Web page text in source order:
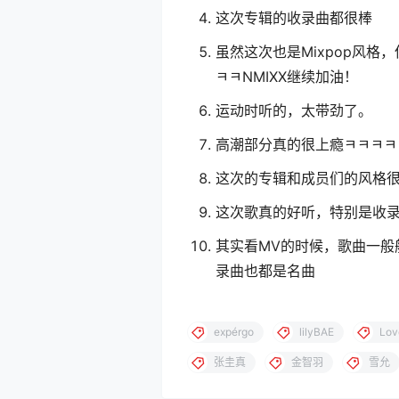
这次专辑的收录曲都很棒
虽然这次也是Mixpop风格，
ㅋㅋNMIXX继续加油！
运动时听的，太带劲了。
高潮部分真的很上瘾ㅋㅋㅋ
这次的专辑和成员们的风格
这次歌真的好听，特别是收
其实看MV的时候，歌曲一
录曲也都是名曲
expérgo lilyBAE
张圭真 金智羽 雪允